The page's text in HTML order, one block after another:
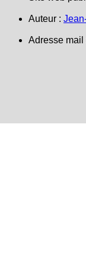
Auteur :
Adresse mail